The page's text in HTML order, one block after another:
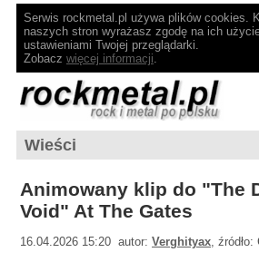
Serwis rockmetal.pl używa plików cookies.
naszych stron wyrażasz zgodę na ich
ustawieniami Twojej przeglądarki.
Zobacz więcej informacji.
Wieści
Animowany klip do "The
Void" At The Gates
16.04.2026 15:20 autor:Verghityax,